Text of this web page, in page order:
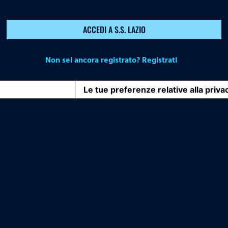
ACCEDI A S.S. LAZIO
Non sei ancora registrato? Registrati
Le tue preferenze relative alla